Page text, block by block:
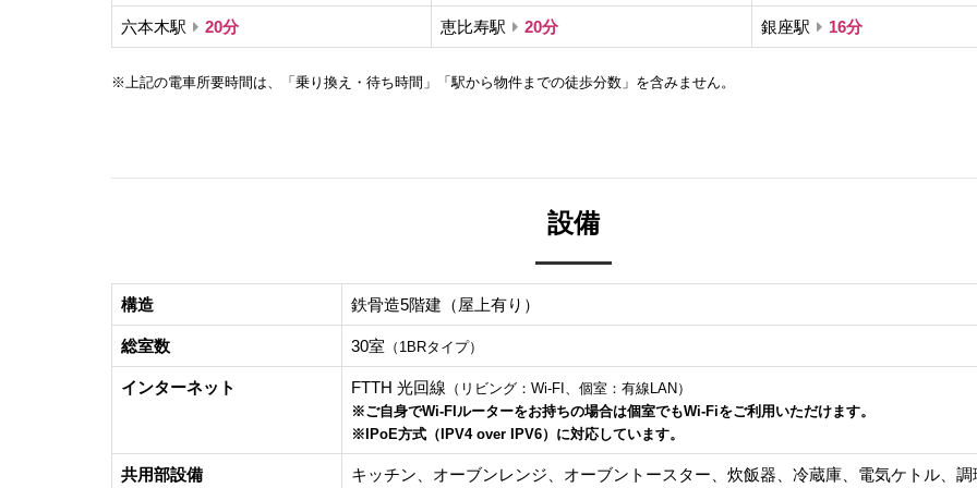
六本木駅 20分 恵比寿駅 20分 銀座駅 16分
※上記の電車所要時間は、「乗り換え・待ち時間」「駅から物件までの徒歩分数」を含みません。
設備
構造 鉄骨造5階建（屋上有り）
総室数 30室 （1BRタイプ）
インターネット FTTH 光回線 （リビング：Wi-FI、個室：有線LAN）
※ご自身でWi-FIルーターをお持ちの場合は個室でもWi-Fiをご利用いただけます。
※IPoE方式（IPV4 over IPV6）に対応しています。
共用部設備 キッチン、オーブンレンジ、オーブントースター、炊飯器、冷蔵庫、電気ケトル、調